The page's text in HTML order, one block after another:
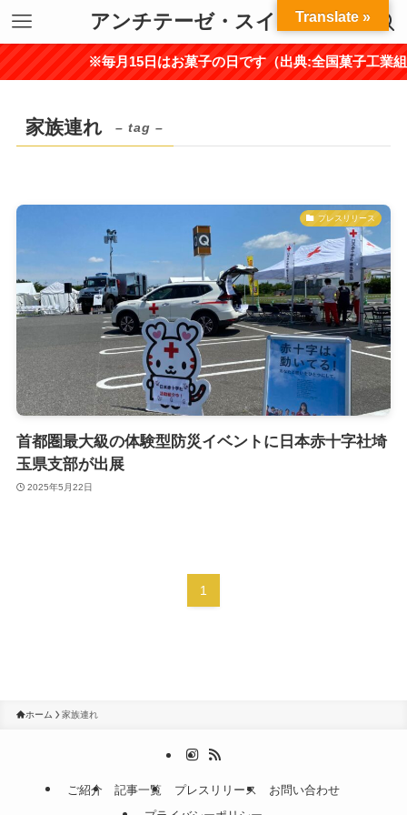
アンチテーゼ・スイーツ
※毎月15日はお菓子の日です（出典:全国菓子工業組
家族連れ – tag –
プレスリリース
首都圏最大級の体験型防災イベントに日本赤十字社埼
玉県支部が出展
2025年5月22日
1
ホーム 家族連れ
ご紹介 記事一覧 プレスリリース
お問い合わせ
Translate »